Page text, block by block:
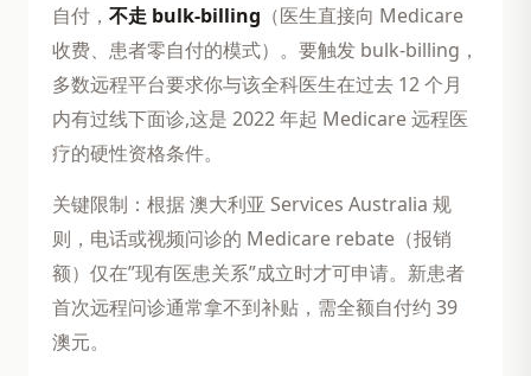
自付， 不走 bulk-billing （医生直接向 Medicare
收费、患者零自付的模式）。要触发 bulk-billing，
多数远程平台要求你与该全科医生在过去 12 个月
内有过线下面诊,这是 2022 年起 Medicare 远程医
疗的硬性资格条件。
关键限制：根据 澳大利亚 Services Australia 规
则，电话或视频问诊的 Medicare rebate（报销
额）仅在”现有医患关系”成立时才可申请。新患者
首次远程问诊通常拿不到补贴，需全额自付约 39
澳元。